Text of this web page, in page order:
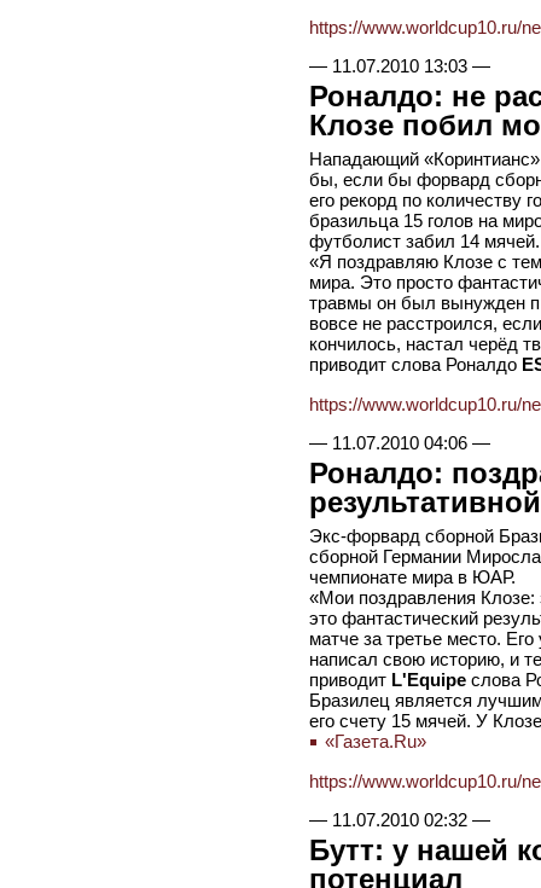
https://www.worldcup10.ru/
— 11.07.2010 13:03—
Роналдо: не
Клозе побил
Нападающий
бы, если бы форвард
его рекорд по количеству
бразильца 15 голов на
футболист забил 14 мячей.
«Я поздравляю Клозе с
мира. Это просто
травмы он был вынужден
вовсе не расстроился,
кончилось, настал черёд
приводит слова Роналдо
https://www.worldcup10.ru/
— 11.07.2010 04:06—
Роналдо:
Экс-форвард сборной
сборной Германии
чемпионате мира в ЮАР.
«Мои поздравления Клозе:
это фантастический
матче за третье место.
написал свою историю, и
приводит L'Equipeслова
Бразилец является
его счету 15 мячей. У
«Газета.Ru»
https://www.worldcup10.ru/
— 11.07.2010 02:32—
Бутт: у нашей
потенциал